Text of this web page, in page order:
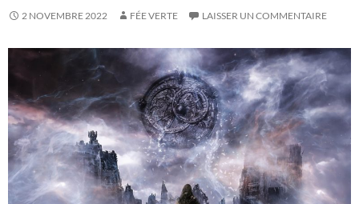
2 NOVEMBRE 2022 FÉE VERTE LAISSER UN COMMENTAIRE